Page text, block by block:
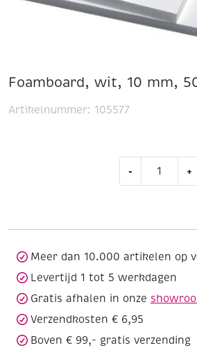
Foamboard, wit, 10 mm,
-
vel
aantal
+
Artikelnummer: 105577
Meer dan 10.000 artikelen op
Levertijd 1 tot 5 werkdagen
Gratis afhalen in onze
Verzendkosten € 6,95
Boven € 99,- gratis verzending